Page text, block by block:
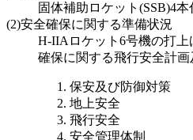
固体補助ロケット(SSB)4
(2)安全確保に関する準備状況
H-IIAロケット6号機の打
確保に関する飛行安全計
保安及び防御対策
地上安全
飛行安全
安全管理体制